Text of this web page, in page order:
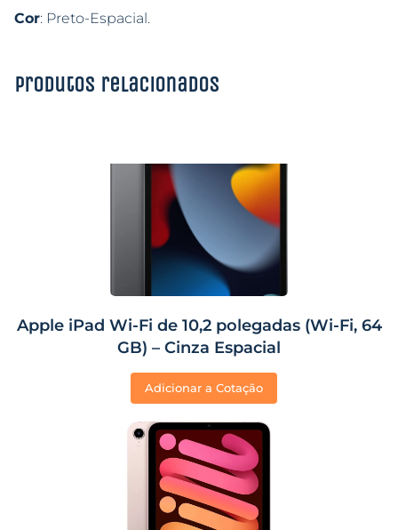
Cor: Preto-Espacial.
Produtos relacionados
Apple iPad Wi-Fi de 10,2 polegadas (Wi-Fi, 64
GB) – Cinza Espacial
Adicionar a Cotação